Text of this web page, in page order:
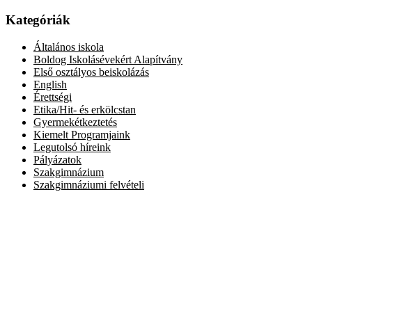
Kategóriák
Általános iskola
Boldog Iskolásévekért Alapítvány
Első osztályos beiskolázás
English
Érettségi
Etika/Hit- és erkölcstan
Gyermekétkeztetés
Kiemelt Programjaink
Legutolsó híreink
Pályázatok
Szakgimnázium
Szakgimnáziumi felvételi